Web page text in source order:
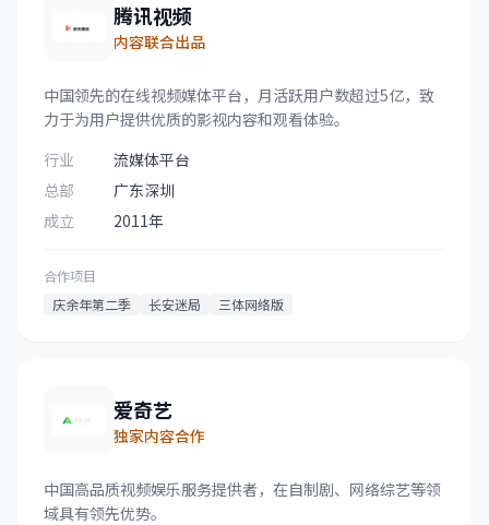
腾讯视频
内容联合出品
中国领先的在线视频媒体平台，月活跃用户数超过5亿，致
力于为用户提供优质的影视内容和观看体验。
行业
流媒体平台
总部
广东深圳
成立
2011年
合作项目
庆余年第二季
长安迷局 三体网络版
爱奇艺
独家内容合作
中国高品质视频娱乐服务提供者，在自制剧、网络综艺等领
域具有领先优势。